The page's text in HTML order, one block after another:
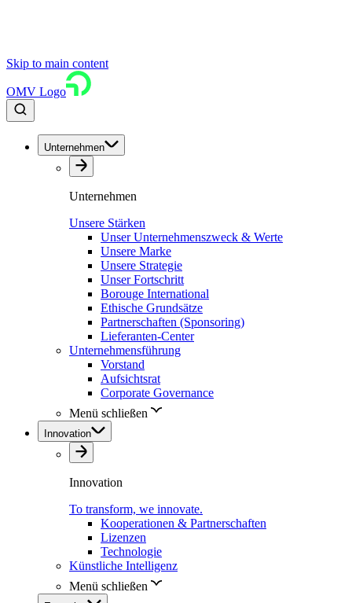
Skip to main content
OMV Logo
Unternehmen
Unternehmen
Unsere Stärken
Unser Unternehmenszweck & Werte
Unsere Marke
Unsere Strategie
Unser Fortschritt
Borouge International
Ethische Grundsätze
Partnerschaften (Sponsoring)
Lieferanten-Center
Unternehmensführung
Vorstand
Aufsichtsrat
Corporate Governance
Menü schließen
Innovation
Innovation
To transform, we innovate.
Kooperationen & Partnerschaften
Lizenzen
Technologie
Künstliche Intelligenz
Menü schließen